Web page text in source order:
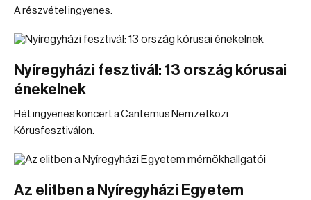
A részvétel ingyenes.
Nyíregyházi fesztivál: 13 ország kórusai
énekelnek
Hét ingyenes koncert a Cantemus Nemzetközi
Kórusfesztiválon.
Az elitben a Nyíregyházi Egyetem